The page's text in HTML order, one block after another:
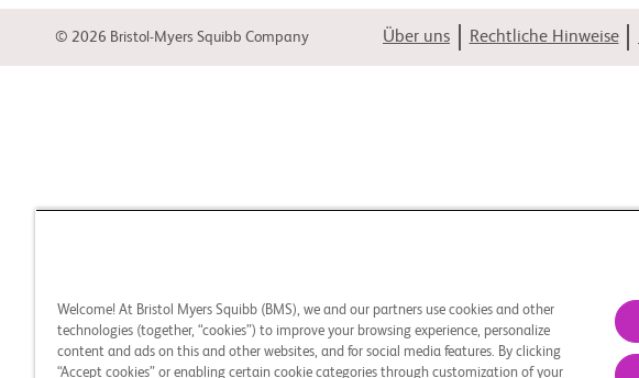
© 2026 Bristol-Myers Squibb Company Über uns Rechtliche Hinweise
Welcome! At Bristol Myers Squibb (BMS), we and our partners use cookies and other
technologies (together, “cookies”) to improve your browsing experience, personalize
content and ads on this and other websites, and for social media features. By clicking
“Accept cookies” or enabling certain cookie categories through customization of your